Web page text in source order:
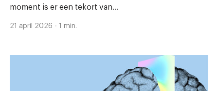
moment is er een tekort van...
21 april 2026 - 1 min.